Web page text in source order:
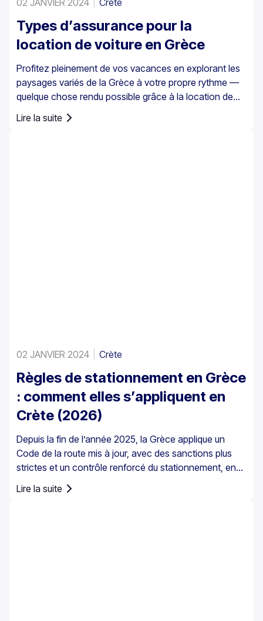
Types d’assurance pour la
location de voiture en Grèce
Profitez pleinement de vos vacances en explorant les
paysages variés de la Grèce à votre propre rythme —
quelque chose rendu possible grâce à la location de
Grèce, l’assurance automobile n’est pas simplement
Lire la suite
02 JANVIER 2024 Crète
Règles de stationnement en Grèce
: comment elles s’appliquent en
Crète (2026)
Depuis la fin de l’année 2025, la Grèce applique un
Code de la route mis à jour, avec des sanctions plus
strictes et un contrôle renforcé du stationnement, en
particulier dans les centres-villes, les ports, les zones
piétonnes et les zones de stationnement réglementé.
Lire la suite